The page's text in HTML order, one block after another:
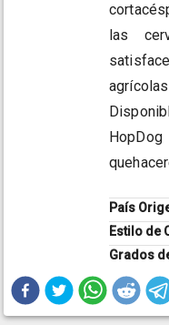
las
País
Estilo de
Grados